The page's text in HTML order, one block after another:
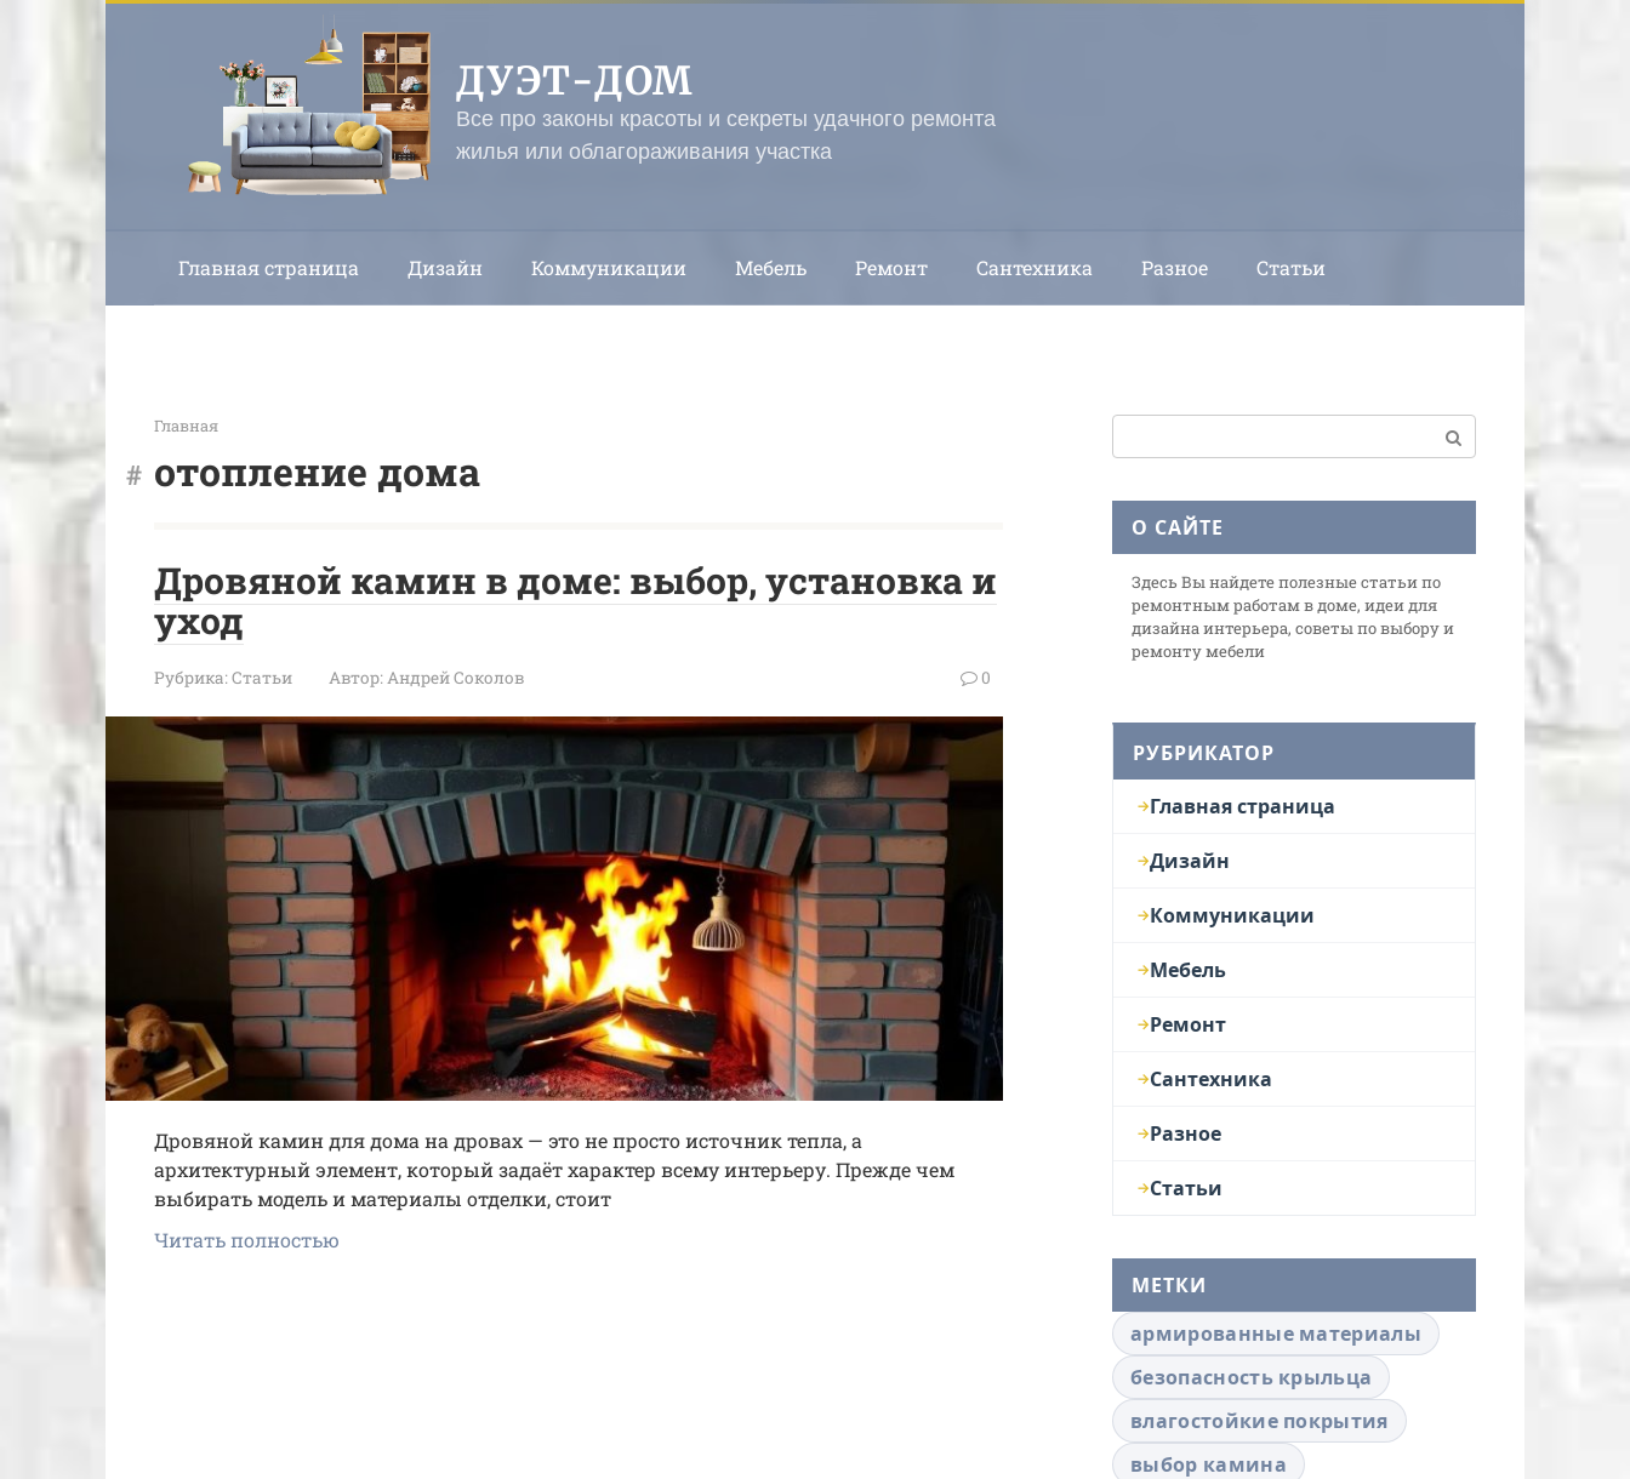
ДУЭТ-ДОМ
Все про законы красоты и секреты удачного ремонта
жилья или облагораживания участка
Главная страница Дизайн Коммуникации Мебель Ремонт Сантехника Разное Статьи
Главная
отопление дома
Дровяной камин в доме: выбор, установка и
уход
Рубрика:Статьи Автор:Андрей Соколов 0
Дровяной камин для дома на дровах — это не просто источник тепла, а
архитектурный элемент, который задаёт характер всему интерьеру. Прежде чем
выбирать модель и материалы отделки, стоит
Читать полностью
О САЙТЕ
Здесь Вы найдете полезные статьи по
ремонтным работам в доме, идеи для
дизайна интерьера, советы по выбору и
ремонту мебели
РУБРИКАТОР
Главная страница
Дизайн
Коммуникации
Мебель
Ремонт
Сантехника
Разное
Статьи
МЕТКИ
армированные материалы
безопасность крыльца
влагостойкие покрытия
выбор камина